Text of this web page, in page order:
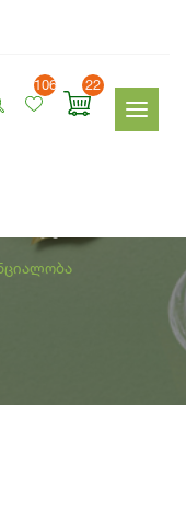
106 22